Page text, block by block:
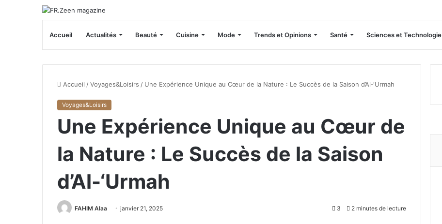
Accueil Actualités Beauté Cuisine Mode Trends et Opinions Santé Sciences et Technologie
Accueil /Voyages&Loisirs / Une Expérience Unique au Cœur de la Nature : Le Succès de la Saison d’Al-‘Urmah
Voyages&Loisirs
Une Expérience Unique au Cœur de
la Nature : Le Succès de la Saison
d’Al-‘Urmah
FAHIM Alaa janvier 21, 2025 3 2 minutes de lecture